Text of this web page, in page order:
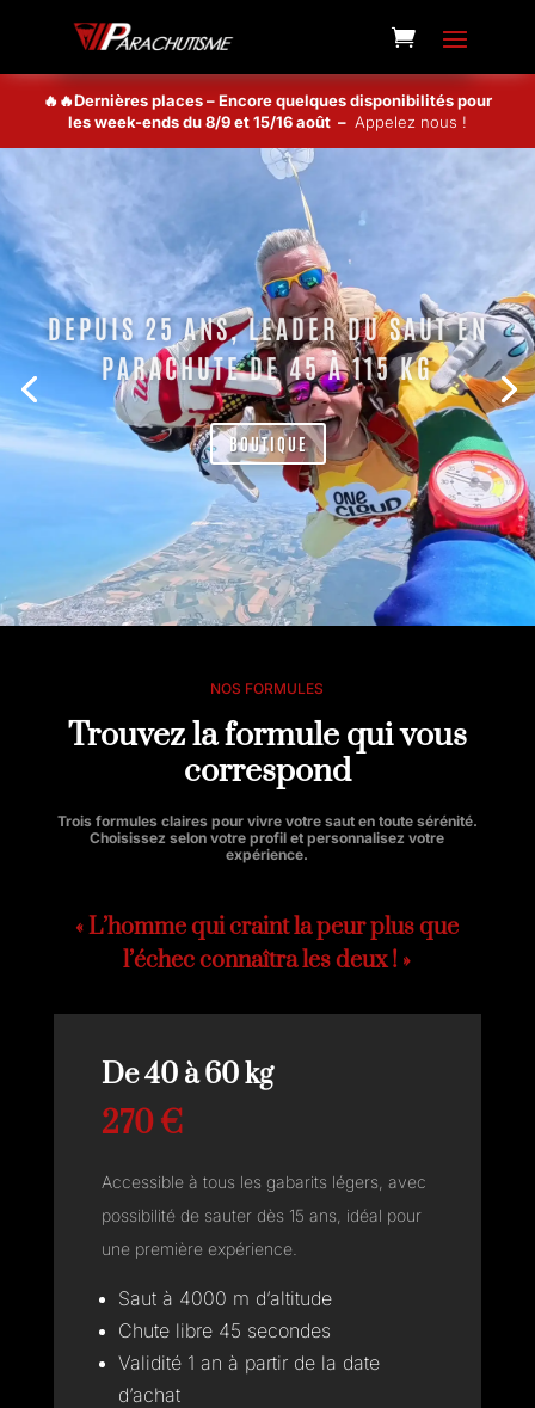
🔥🔥Dernières places – Encore quelques disponibilités pour
les week-ends du 8/9 et 15/16 août – Appelez nous !
DEPUIS 25 ANS, LEADER DU SAUT EN
PARACHUTE DE 45 À 115 KG
BOUTIQUE
NOS FORMULES
Trouvez la formule qui vous
correspond
Trois formules claires pour vivre votre saut en toute sérénité.
Choisissez selon votre profil et personnalisez votre
expérience.
« L’homme qui craint la peur plus que
l’échec connaîtra les deux ! »
De 40 à 60 kg
270 €
Accessible à tous les gabarits légers, avec
possibilité de sauter dès 15 ans, idéal pour
une première expérience.
Saut à 4000 m d’altitude
Chute libre 45 secondes
Validité 1 an à partir de la date
d’achat